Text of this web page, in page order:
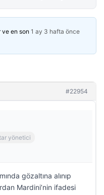
ve en son 1 ay 3 hafta önce
#22954
yönetici
gözaltına alınıp
Mardini’nin ifadesi